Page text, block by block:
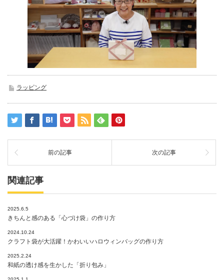
ラッピング
前の記事 次の記事
関連記事
2025.6.5
きちんと感のある「心づけ袋」の作り方
2024.10.24
クラフト袋が大活躍！かわいいハロウィンバッグの作り方
2025.2.24
和紙の透け感を生かした「折り包み」